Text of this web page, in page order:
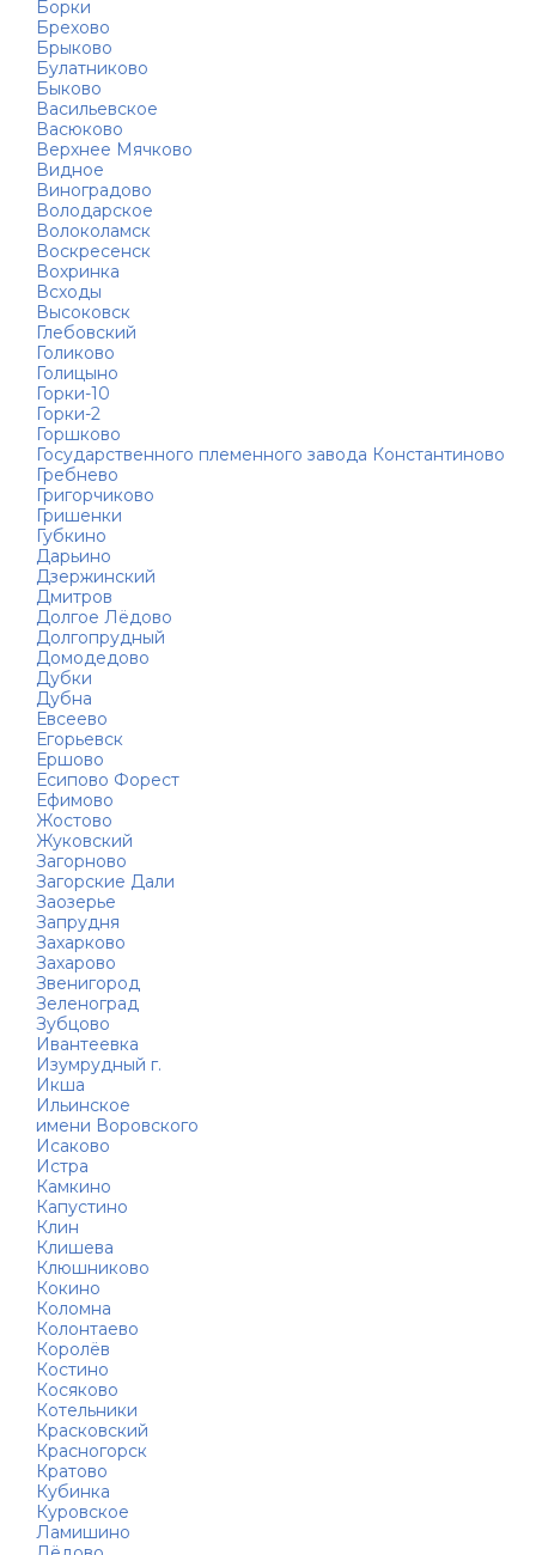
Борки
Брехово
Брыково
Булатниково
Быково
Васильевское
Васюково
Верхнее Мячково
Видное
Виноградово
Володарское
Волоколамск
Воскресенск
Вохринка
Всходы
Высоковск
Глебовский
Голиково
Голицыно
Горки-10
Горки-2
Горшково
Государственного племенного завода Константиново
Гребнево
Григорчиково
Гришенки
Губкино
Дарьино
Дзержинский
Дмитров
Долгое Лёдово
Долгопрудный
Домодедово
Дубки
Дубна
Евсеево
Егорьевск
Ершово
Есипово Форест
Ефимово
Жостово
Жуковский
Загорново
Загорские Дали
Заозерье
Запрудня
Захарково
Захарово
Звенигород
Зеленоград
Зубцово
Ивантеевка
Изумрудный г.
Икша
Ильинское
имени Воровского
Исаково
Истра
Камкино
Капустино
Клин
Клишева
Клюшниково
Кокино
Коломна
Колонтаево
Королёв
Костино
Косяково
Котельники
Красковский
Красногорск
Кратово
Кубинка
Куровское
Ламишино